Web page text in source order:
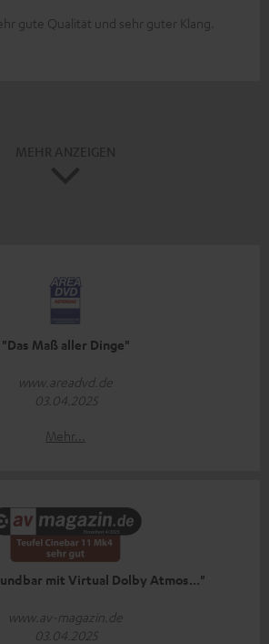
gute Qualität und sehr guter Klang.
"Das Maß aller Dinge"
www.areadvd.de
03.04.2025
Mehr...
mit Virtual Dolby Atmos..."
www.av-magazin.de
03.04.2025